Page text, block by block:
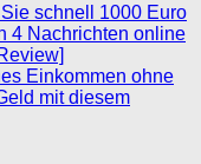
schnell 1000 Euro
4 Nachrichten online
Einkommen ohne
mit diesem